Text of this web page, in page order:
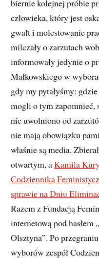
biernie kolejnej próbie
człowieka, który jest
gwałt i molestowanie
milczały o zarzutach
informowały jedynie o
Małkowskiego w
gdy my pytałyśmy:
mogli o tym zapomnieć,
nie uwolniono od
nie mają obowiązku
właśnie są media.
otwartym, aKamila
Codziennika
sprawie na Dniu
Razem z Fundacją
internetową pod hasłem
Olsztyna”. Po
wyborów zespół